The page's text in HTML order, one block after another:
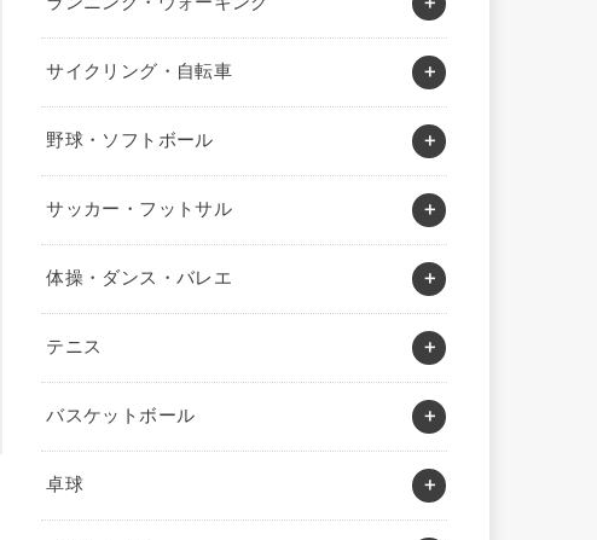
サイクリング・自転車
野球・ソフトボール
サッカー・フットサル
体操・ダンス・バレエ
テニス
バスケットボール
卓球